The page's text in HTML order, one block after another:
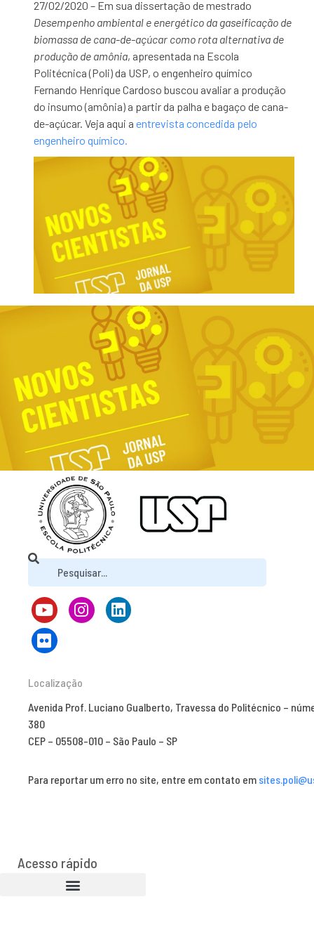
27/02/2020 – Em sua dissertação de mestrado
Desempenho ambiental e energético da gaseificação de
biomassa de cana-de-açúcar como rota alternativa de
produção de amônia, apresentada na Escola
Politécnica (Poli) da USP, o engenheiro químico
Fernando Henrique Cardoso buscou avaliar a produção
do insumo (amônia) a partir da palha e bagaço de cana-
de-açúcar. Veja aqui aentrevista concedida pelo
engenheiro químico.
Localização
Avenida Prof. Luciano Gualberto, Travessa do Politécnico –
380
CEP – 05508-010 – São Paulo – SP
Para reportar um erro no site, entre em contato em
Acesso rápido